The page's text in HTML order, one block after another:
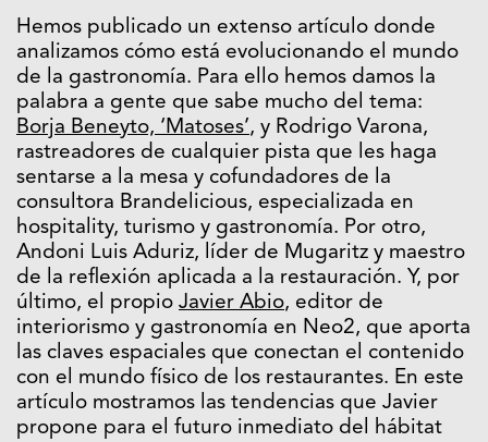
Hemos publicado un extenso artículo donde
analizamos cómo está evolucionando el mundo
de la gastronomía. Para ello hemos damos la
palabra a gente que sabe mucho del tema:
Borja Beneyto, ‘Matoses’, y Rodrigo Varona,
rastreadores de cualquier pista que les haga
sentarse a la mesa y cofundadores de la
consultora Brandelicious, especializada en
hospitality, turismo y gastronomía. Por otro,
Andoni Luis Aduriz, líder de Mugaritz y maestro
de la reflexión aplicada a la restauración. Y, por
último, el propio Javier Abio, editor de
interiorismo y gastronomía en Neo2, que aporta
las claves espaciales que conectan el contenido
con el mundo físico de los restaurantes. En este
artículo mostramos las tendencias que Javier
propone para el futuro inmediato del hábitat